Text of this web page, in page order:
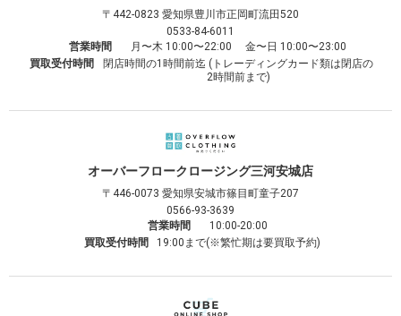
〒442-0823 愛知県豊川市正岡町流田520
0533-84-6011
営業時間
月〜木 10:00〜22:00 金〜日 10:00〜23:00
買取受付時間
閉店時間の1時間前迄 (トレーディングカード類は閉店の
2時間前まで)
オーバーフロークロージング三河安城店
〒446-0073 愛知県安城市篠目町童子207
0566-93-3639
営業時間
10:00-20:00
買取受付時間
19:00まで(※繁忙期は要買取予約)